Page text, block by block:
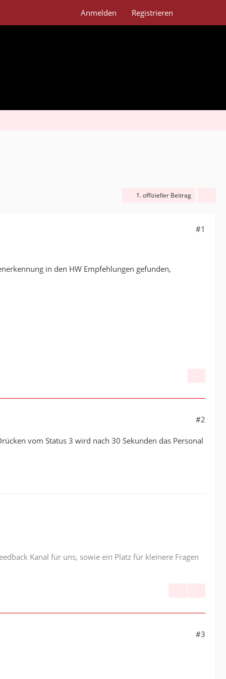
Anmelden Registrieren
1. offizieller Beitrag
#1
in den HW Empfehlungen gefunden,
#2
vom Status 3 wird nach 30 Sekunden das Personal
Kanal für uns, sowie ein Platz für kleinere Fragen
#3